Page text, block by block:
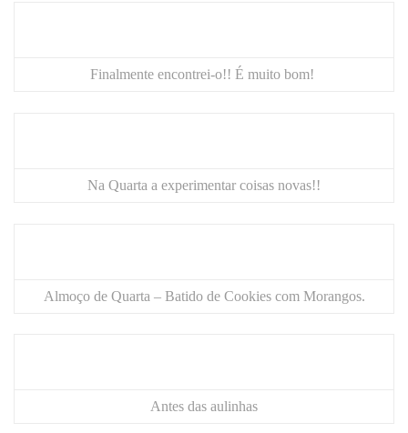
Finalmente encontrei-o!! É muito bom!
Na Quarta a experimentar coisas novas!!
Almoço de Quarta – Batido de Cookies com Morangos.
Antes das aulinhas